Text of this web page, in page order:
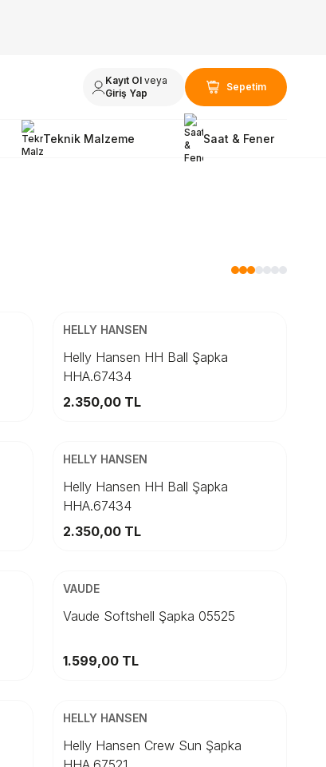
Kayıt Ol veya
Giriş Yap
Sepetim
Teknik Malzeme Saat & Fener
Beden
HELLY HANSEN
Helly Hansen HH Ball Şapka
HHA.67434
2.350,00 TL
Beden
HELLY HANSEN
Helly Hansen HH Ball Şapka
HHA.67434
2.350,00 TL
Beden
L
VAUDE
Vaude Softshell Şapka 05525
1.599,00 TL
Beden
HELLY HANSEN
Helly Hansen Crew Sun Şapka